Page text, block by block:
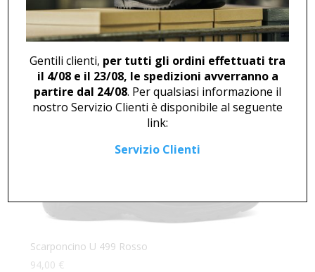
Scarponcino U 499 Giallo
94,00€
Scarponcino U 499 Rosso
94,00 €
Gentili clienti, per tutti gli ordini effettuati tra
il 4/08 e il 23/08, le spedizioni avverranno a
partire dal 24/08. Per qualsiasi informazione il
nostro Servizio Clienti è disponibile al seguente
link:
Servizio Clienti